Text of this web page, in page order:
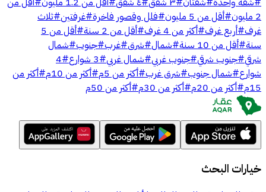
2 مليون
#أقل من 5 مليون #فلل وقصور فاخرة#غرفتين#ثلاث
غرف#أربع غرف#أكثر من 4 غرف #أقل من 2 سنة #
أقل من 5
سنة#أقل من 10 سنة #شمال#شرق#غرب#جنوب#شمال
شرقي#جنوب شرقي#جنوب غربي#شمال غربي#3 شوارع #
4
شوارع#شمال جنوب#شرق غرب#أكثر من 5م #أكثر من 10م #أكثر من
15م #أكثر من 20م #أكثر من 30م #أكثر من 50م
خيارات البحث